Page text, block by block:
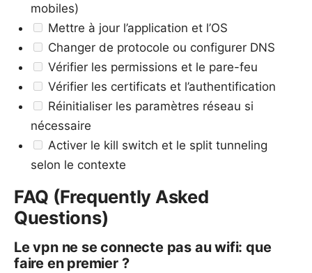
mobiles)
Mettre à jour l’application et l’OS
Changer de protocole ou configurer DNS
Vérifier les permissions et le pare-feu
Vérifier les certificats et l’authentification
Réinitialiser les paramètres réseau si
nécessaire
Activer le kill switch et le split tunneling
selon le contexte
FAQ (Frequently Asked
Questions)
Le vpn ne se connecte pas au wifi: que
faire en premier ?